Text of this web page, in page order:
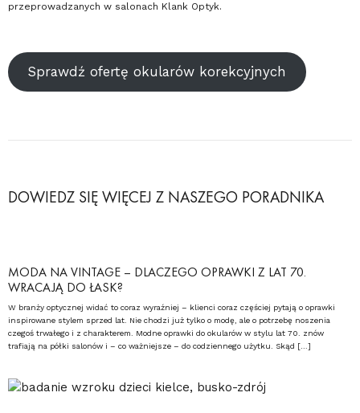
przeprowadzanych w salonach Klank Optyk.
Sprawdź ofertę okularów korekcyjnych
DOWIEDZ SIĘ WIĘCEJ Z NASZEGO PORADNIKA
MODA NA VINTAGE – DLACZEGO OPRAWKI Z LAT 70.
WRACAJĄ DO ŁASK?
W branży optycznej widać to coraz wyraźniej – klienci coraz częściej pytają o oprawki
inspirowane stylem sprzed lat. Nie chodzi już tylko o modę, ale o potrzebę noszenia
czegoś trwałego i z charakterem. Modne oprawki do okularów w stylu lat 70. znów
trafiają na półki salonów i – co ważniejsze – do codziennego użytku. Skąd […]